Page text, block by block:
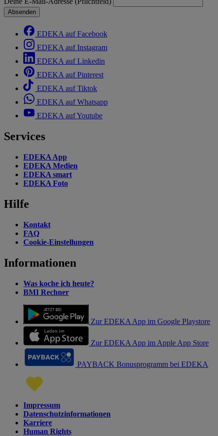
Absenden
EDEKA auf Facebook
EDEKA auf Instagram
EDEKA auf Linkedin
EDEKA auf Pinterest
EDEKA auf Tiktok
EDEKA auf Whatsapp
EDEKA auf Youtube
Services
EDEKA App
EDEKA Medien
EDEKA smart
EDEKA Foto
Hilfe
Kontakt
FAQ
Cookie-Einstellungen
Informationen
Was koche ich heute?
BMI Rechner
Zur EDEKA App im Google Playstore
Zur EDEKA App im Apple App Store
PAYBACK Bonusprogramm bei EDEKA
Impressum
Datenschutzinformationen
Karriere
Human Rights